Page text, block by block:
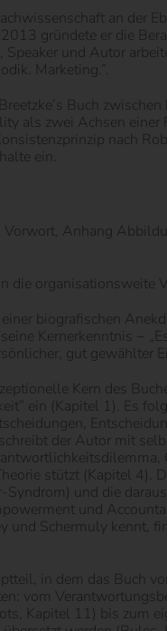
an der
gründete er die
und Autor
Marketing.”.
Buch
zwei Achsen einer
nach
ein.
Anhang
die organisationsweite
biografischen
Kernerkenntnis −
gut gewählter
Kern des
ein (Kapitel 1). Es
der Autor mit
stützt (Kapitel 4).
und die
und
Schermuly kennt,
in dem das Buch
vom
Kapitel 11) bis zum